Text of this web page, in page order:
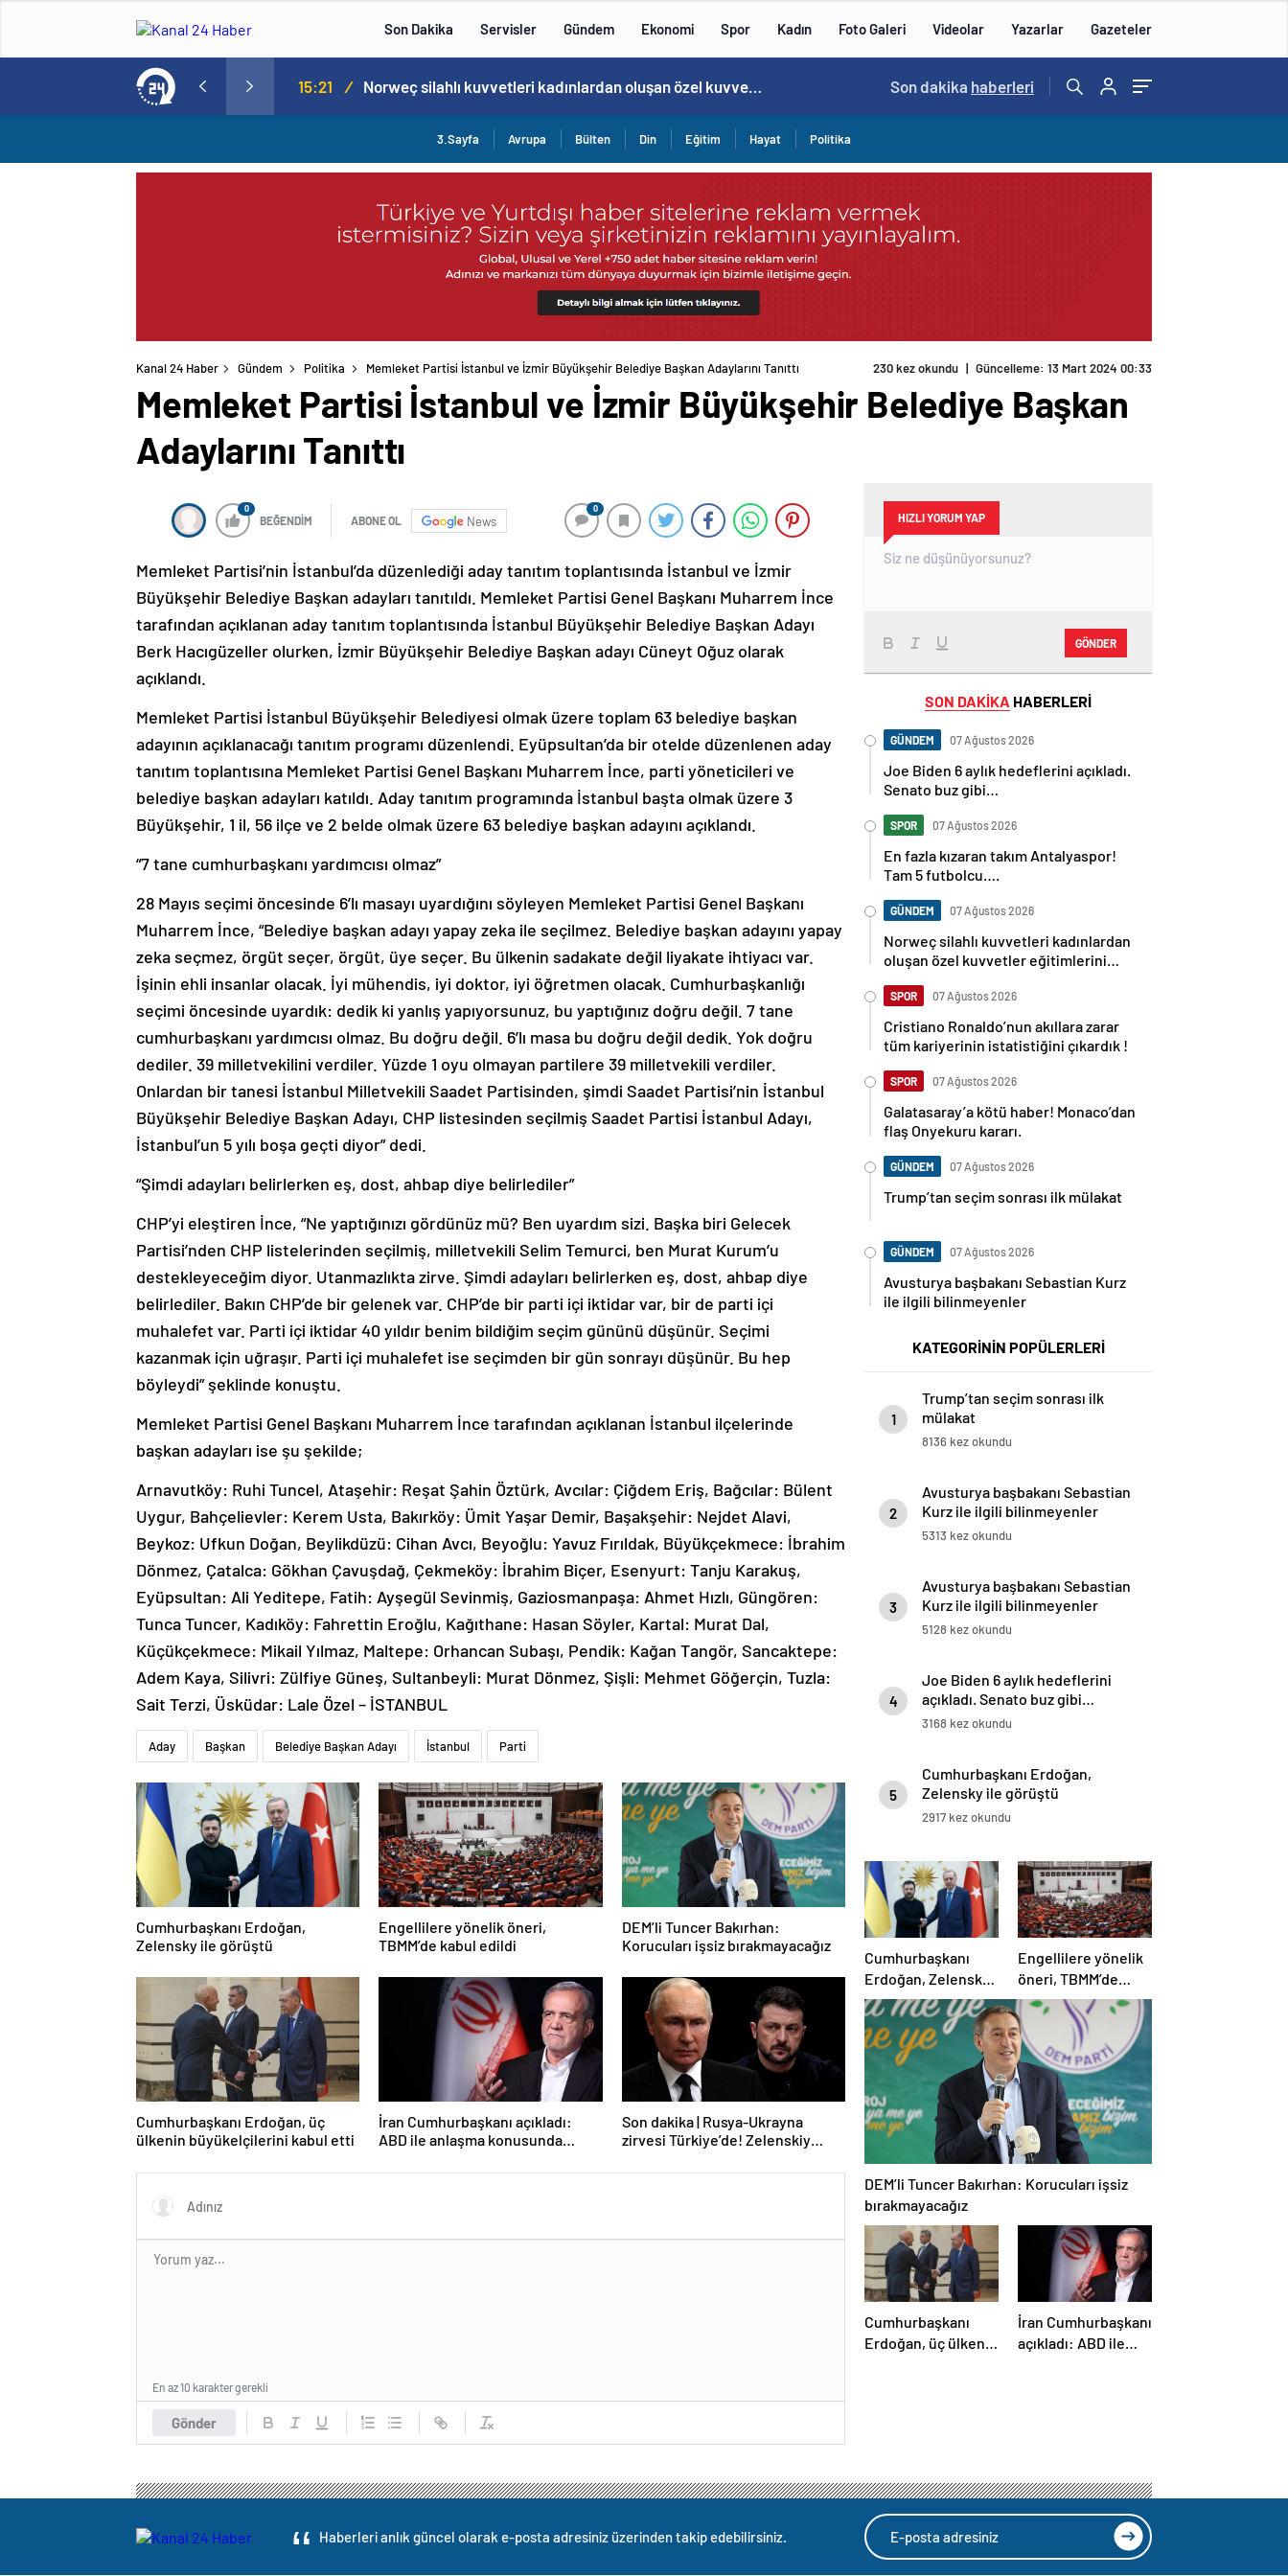
Son Dakika Servisler Gündem Ekonomi Spor Kadın Foto Galeri Videolar Yazarlar Gazeteler
Norweç silahlı kuvvetleri kadınlardan oluşan özel kuvvetler eğitimlerini başlattı. 15:20 / Cristiano Ronaldo’nun akıllara zarar tüm kariyerinin istatistiğini çıkardık ! 14:57 /
Son dakika haberleri
3.Sayfa Avrupa Bülten Din Eğitim Hayat Politika
Kanal 24 Haber Gündem Politika Memleket Partisi İstanbul ve İzmir Büyükşehir Belediye Başkan Adaylarını Tanıttı 230 kez okundu | Güncelleme: 13 Mart 2024 00:33
Memleket Partisi İstanbul ve İzmir Büyükşehir Belediye Başkan
Adaylarını Tanıttı
0
BEĞENDİM ABONE OL News
0
Memleket Partisi’nin İstanbul’da düzenlediği aday tanıtım toplantısında İstanbul ve İzmir
Büyükşehir Belediye Başkan adayları tanıtıldı. Memleket Partisi Genel Başkanı Muharrem İnce
tarafından açıklanan aday tanıtım toplantısında İstanbul Büyükşehir Belediye Başkan Adayı
Berk Hacıgüzeller olurken, İzmir Büyükşehir Belediye Başkan adayı Cüneyt Oğuz olarak
açıklandı.
Memleket Partisi İstanbul Büyükşehir Belediyesi olmak üzere toplam 63 belediye başkan
adayının açıklanacağı tanıtım programı düzenlendi. Eyüpsultan’da bir otelde düzenlenen aday
tanıtım toplantısına Memleket Partisi Genel Başkanı Muharrem İnce, parti yöneticileri ve
belediye başkan adayları katıldı. Aday tanıtım programında İstanbul başta olmak üzere 3
Büyükşehir, 1 il, 56 ilçe ve 2 belde olmak üzere 63 belediye başkan adayını açıklandı.
“7 tane cumhurbaşkanı yardımcısı olmaz”
28 Mayıs seçimi öncesinde 6’lı masayı uyardığını söyleyen Memleket Partisi Genel Başkanı
Muharrem İnce, “Belediye başkan adayı yapay zeka ile seçilmez. Belediye başkan adayını yapay
zeka seçmez, örgüt seçer, örgüt, üye seçer. Bu ülkenin sadakate değil liyakate ihtiyacı var.
İşinin ehli insanlar olacak. İyi mühendis, iyi doktor, iyi öğretmen olacak. Cumhurbaşkanlığı
seçimi öncesinde uyardık: dedik ki yanlış yapıyorsunuz, bu yaptığınız doğru değil. 7 tane
cumhurbaşkanı yardımcısı olmaz. Bu doğru değil. 6’lı masa bu doğru değil dedik. Yok doğru
dediler. 39 milletvekilini verdiler. Yüzde 1 oyu olmayan partilere 39 milletvekili verdiler.
Onlardan bir tanesi İstanbul Milletvekili Saadet Partisinden, şimdi Saadet Partisi’nin İstanbul
Büyükşehir Belediye Başkan Adayı, CHP listesinden seçilmiş Saadet Partisi İstanbul Adayı,
İstanbul’un 5 yılı boşa geçti diyor” dedi.
“Şimdi adayları belirlerken eş, dost, ahbap diye belirlediler”
CHP’yi eleştiren İnce, “Ne yaptığınızı gördünüz mü? Ben uyardım sizi. Başka biri Gelecek
Partisi’nden CHP listelerinden seçilmiş, milletvekili Selim Temurci, ben Murat Kurum’u
destekleyeceğim diyor. Utanmazlıkta zirve. Şimdi adayları belirlerken eş, dost, ahbap diye
belirlediler. Bakın CHP’de bir gelenek var. CHP’de bir parti içi iktidar var, bir de parti içi
muhalefet var. Parti içi iktidar 40 yıldır benim bildiğim seçim gününü düşünür. Seçimi
kazanmak için uğraşır. Parti içi muhalefet ise seçimden bir gün sonrayı düşünür. Bu hep
böyleydi” şeklinde konuştu.
Memleket Partisi Genel Başkanı Muharrem İnce tarafından açıklanan İstanbul ilçelerinde
başkan adayları ise şu şekilde;
Arnavutköy: Ruhi Tuncel, Ataşehir: Reşat Şahin Öztürk, Avcılar: Çiğdem Eriş, Bağcılar: Bülent
Uygur, Bahçelievler: Kerem Usta, Bakırköy: Ümit Yaşar Demir, Başakşehir: Nejdet Alavi,
Beykoz: Ufkun Doğan, Beylikdüzü: Cihan Avcı, Beyoğlu: Yavuz Fırıldak, Büyükçekmece: İbrahim
Dönmez, Çatalca: Gökhan Çavuşdağ, Çekmeköy: İbrahim Biçer, Esenyurt: Tanju Karakuş,
Eyüpsultan: Ali Yeditepe, Fatih: Ayşegül Sevinmiş, Gaziosmanpaşa: Ahmet Hızlı, Güngören:
Tunca Tuncer, Kadıköy: Fahrettin Eroğlu, Kağıthane: Hasan Söyler, Kartal: Murat Dal,
Küçükçekmece: Mikail Yılmaz, Maltepe: Orhancan Subaşı, Pendik: Kağan Tangör, Sancaktepe:
Adem Kaya, Silivri: Zülfiye Güneş, Sultanbeyli: Murat Dönmez, Şişli: Mehmet Göğerçin, Tuzla:
Sait Terzi, Üsküdar: Lale Özel – İSTANBUL
Aday Başkan Belediye Başkan Adayı İstanbul Parti
Cumhurbaşkanı Erdoğan,
Zelensky ile görüştü
Engellilere yönelik öneri,
TBMM’de kabul edildi
DEM’li Tuncer Bakırhan:
Korucuları işsiz bırakmayacağız
Cumhurbaşkanı Erdoğan, üç
ülkenin büyükelçilerini kabul etti
İran Cumhurbaşkanı açıkladı:
ABD ile anlaşma konusunda
Son dakika | Rusya-Ukrayna
zirvesi Türkiye’de! Zelenskiy
Gözler perşembe gününe çevrildi
Gönder
En az 10 karakter gerekli
HIZLI YORUM YAP
GÖNDER
SON DAKİKA HABERLERİ
GÜNDEM 07 Ağustos 2026
Joe Biden 6 aylık hedeflerini açıkladı.
Senato buz gibi…
SPOR 07 Ağustos 2026
En fazla kızaran takım Antalyaspor!
Tam 5 futbolcu….
GÜNDEM 07 Ağustos 2026
Norweç silahlı kuvvetleri kadınlardan
oluşan özel kuvvetler eğitimlerini
SPOR 07 Ağustos 2026
Cristiano Ronaldo’nun akıllara zarar
tüm kariyerinin istatistiğini çıkardık !
SPOR 07 Ağustos 2026
Galatasaray’a kötü haber! Monaco’dan
flaş Onyekuru kararı.
GÜNDEM 07 Ağustos 2026
Trump’tan seçim sonrası ilk mülakat
GÜNDEM 07 Ağustos 2026
Avusturya başbakanı Sebastian Kurz
ile ilgili bilinmeyenler
KATEGORİNİN POPÜLERLERİ
1
Trump’tan seçim sonrası ilk
mülakat
8136 kez okundu
2
Avusturya başbakanı Sebastian
Kurz ile ilgili bilinmeyenler
5313 kez okundu
3
Avusturya başbakanı Sebastian
Kurz ile ilgili bilinmeyenler
5128 kez okundu
4
Joe Biden 6 aylık hedeflerini
açıkladı. Senato buz gibi…
3168 kez okundu
5
Cumhurbaşkanı Erdoğan,
Zelensky ile görüştü
2917 kez okundu
Cumhurbaşkanı
Erdoğan, Zelensky
ile görüştü
Engellilere yönelik
öneri, TBMM’de
kabul edildi
DEM’li Tuncer Bakırhan: Korucuları işsiz
bırakmayacağız
Cumhurbaşkanı
Erdoğan, üç ülkenin
İran Cumhurbaşkanı
açıkladı: ABD ile
Haberleri anlık güncel olarak e-posta adresiniz üzerinden takip edebilirsiniz.